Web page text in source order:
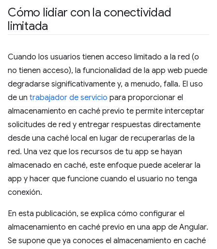
Cómo lidiar con la conectividad
limitada
Cuando los usuarios tienen acceso limitado a la red (o
no tienen acceso), la funcionalidad de la app web puede
degradarse significativamente y, a menudo, falla. El uso
de un trabajador de servicio para proporcionar el
almacenamiento en caché previo te permite interceptar
solicitudes de red y entregar respuestas directamente
desde una caché local en lugar de recuperarlas de la
red. Una vez que los recursos de tu app se hayan
almacenado en caché, este enfoque puede acelerar la
app y hacer que funcione cuando el usuario no tenga
conexión.
En esta publicación, se explica cómo configurar el
almacenamiento en caché previo en una app de Angular.
Se supone que ya conoces el almacenamiento en caché